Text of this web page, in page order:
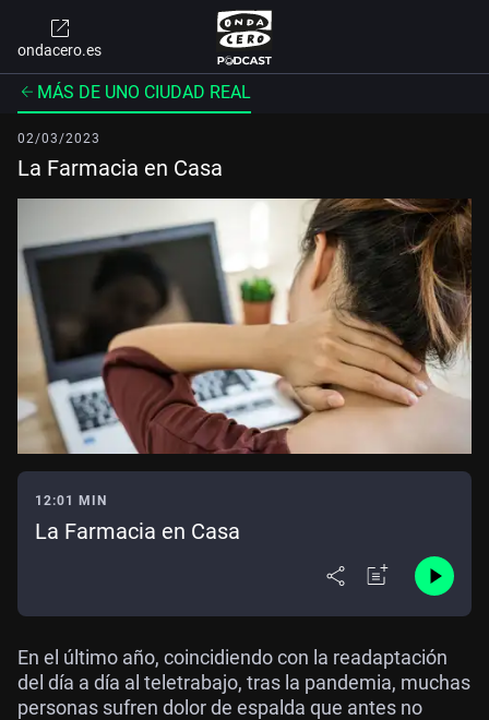
ondacero.es
MÁS DE UNO CIUDAD REAL
02/03/2023
La Farmacia en Casa
12:01 MIN
La Farmacia en Casa
En el último año, coincidiendo con la readaptación
del día a día al teletrabajo, tras la pandemia, muchas
personas sufren dolor de espalda que antes no